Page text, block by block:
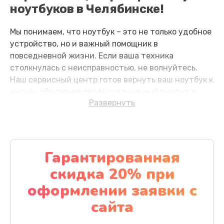
1195 руб.
Заказать
Замена аккумулятора
620 руб.
Замена клавиатуры
990 руб.
Заказать
Замена тачпада
1130 руб.
ноутбуков в Челябинске!
Мы понимаем, что ноутбук – это не только удобное
устройство, но и важный помощник в
повседневной жизни. Если ваша техника
столкнулась с неисправностью, не волнуйтесь.
Наш сервисный центр готов вернуть ваш ноутбук к
заботливое обслуживание.
неисправностей и как их
предотвратить?
Перегрев компонентов: Долгая работа
ноутбука без перерыва или недостаточная
вентиляция может вызвать перегрев.
Развернуть
Гарантированная
скидка 20% при
оформлении заявки с
сайта